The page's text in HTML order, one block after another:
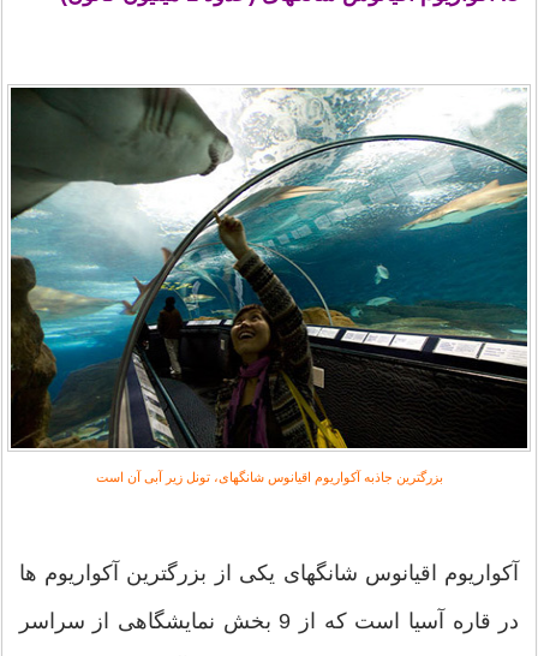
بزرگترین جاذبه آکواریوم اقیانوس شانگهای، تونل زیر آبی آن است
آکواریوم اقیانوس شانگهای یکی از بزرگترین آکواریوم ها
در قاره آسیا است که از 9 بخش نمایشگاهی از سراسر